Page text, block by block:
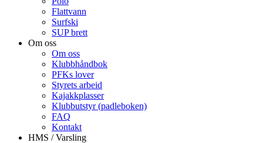
Flattvann
Surfski
SUP brett
Om oss
Om oss
Klubbhåndbok
PFKs lover
Styrets arbeid
Kajakkplasser
Klubbutstyr (padleboken)
FAQ
Kontakt
HMS / Varsling